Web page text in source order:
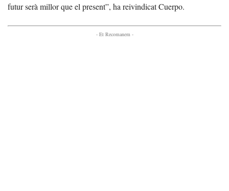
futur serà millor que el present”, ha reivindicat Cuerpo.
- Et Recomanem -